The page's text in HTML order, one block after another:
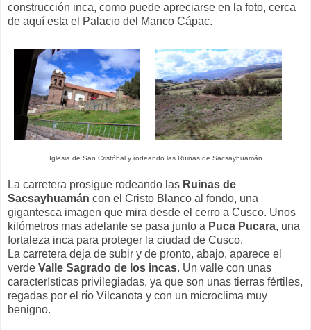
construcción inca, como puede apreciarse en la foto, cerca
de aquí esta el Palacio del Manco Cápac.
Iglesia de San Cristóbal y rodeando las Ruinas de Sacsayhuamán
La carretera prosigue rodeando las Ruinas de
Sacsayhuamán con el Cristo Blanco al fondo, una
gigantesca imagen que mira desde el cerro a Cusco. Unos
kilómetros mas adelante se pasa junto a Puca Pucara, una
fortaleza inca para proteger la ciudad de Cusco.
La carretera deja de subir y de pronto, abajo, aparece el
verde Valle Sagrado de los incas. Un valle con unas
características privilegiadas, ya que son unas tierras fértiles,
regadas por el río Vilcanota y con un microclima muy
benigno.